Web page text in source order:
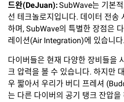
드완(DeJuan):SubWave는 기본
선 테크놀로지입니다. 데이터 전송
하며, SubWave의 특별한 장점은
레이션(Air Integration)에 있습니다.
다이버들은 현재 다양한 장비들을
크 압력을 볼 수 있습니다. 하지만
우 짧아서 우리가 버디 프레셔
는 다른 다이버의 공기 탱크 잔압을